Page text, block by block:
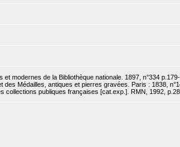
modernes de la Bibliothèque nationale. 1897, n°334 p.179-
Médailles, antiques et pierres gravées. Paris : 1838,
collections publiques françaises [cat.exp.]. RMN, 1992,